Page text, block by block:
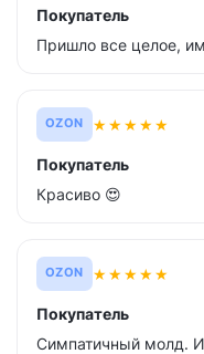
Покупатель
Пришло все целое,
OZON ★★★★★
Покупатель
Красиво 😍
OZON ★★★★★
Покупатель
Симпатичный молд. И